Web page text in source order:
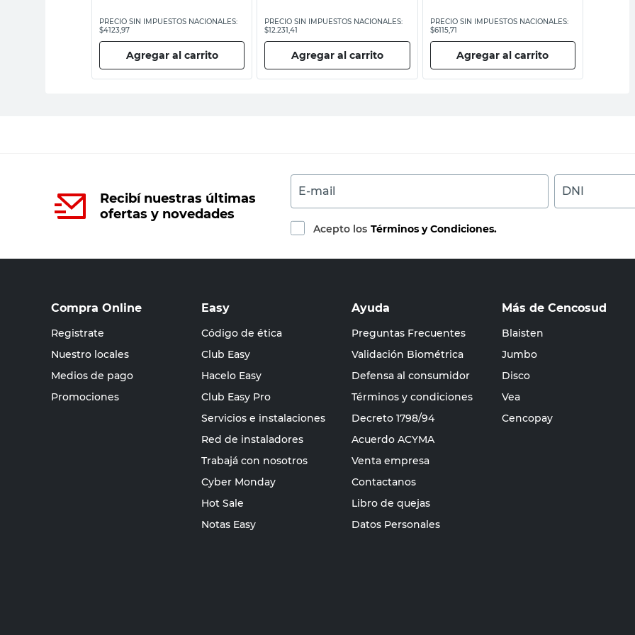
PRECIO SIN IMPUESTOS NACIONALES:
$4123,97
Agregar al carrito
PRECIO SIN IMPUESTOS NACIONALES:
$12.231,41
Agregar al carrito
PRECIO SIN IMPUESTOS NACIONALES:
$6115,71
Agregar al carrito
Recibí nuestras últimas
ofertas y novedades
E-mail DNI
Acepto los Términos y Condiciones.
Compra Online
Registrate
Nuestro locales
Medios de pago
Promociones
Easy
Código de ética
Club Easy
Hacelo Easy
Club Easy Pro
Servicios e instalaciones
Red de instaladores
Trabajá con nosotros
Cyber Monday
Hot Sale
Notas Easy
Ayuda
Preguntas Frecuentes
Validación Biométrica
Defensa al consumidor
Términos y condiciones
Decreto 1798/94
Acuerdo ACYMA
Venta empresa
Contactanos
Libro de quejas
Datos Personales
Más de Cencosud
Blaisten
Jumbo
Disco
Vea
Cencopay